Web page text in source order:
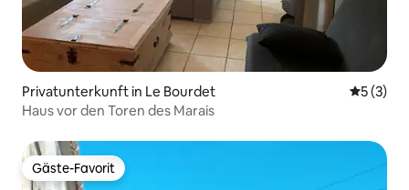
Privatunterkunft in Le Bourdet
5 (3)
Haus vor den Toren des Marais
Gäste-Favorit
Gäste-Favorit